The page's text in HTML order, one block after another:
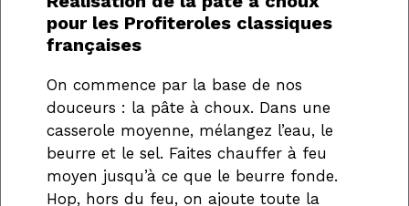
pour les Profiteroles classiques
françaises
On commence par la base de nos
douceurs : la pâte à choux. Dans une
casserole moyenne, mélangez l’eau, le
beurre et le sel. Faites chauffer à feu
moyen jusqu’à ce que le beurre fonde.
Hop, hors du feu, on ajoute toute la